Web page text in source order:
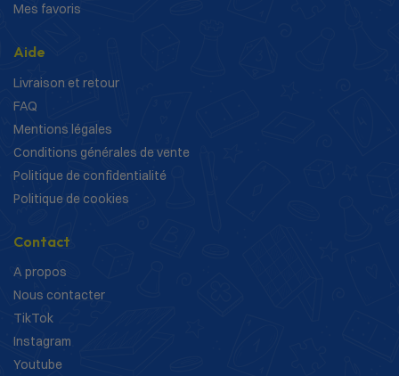
Mes favoris
Aide
Livraison et retour
FAQ
Mentions légales
Conditions générales de vente
Politique de confidentialité
Politique de cookies
Contact
A propos
Nous contacter
TikTok
Instagram
Youtube